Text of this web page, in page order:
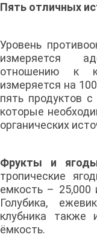
Пять отличных
Уровень
измеряется
отношению к
измеряется на
пять продуктов
которые
органических
Фрукты и
тропические
емкость – 25,000
Голубика,
клубника также
ёмкость.